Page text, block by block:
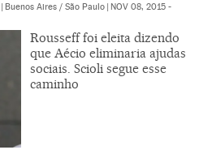
| Buenos Aires / São Paulo | NOV 08, 2015 -
Rousseff foi eleita dizendo
que Aécio eliminaria ajudas
sociais. Scioli segue esse
caminho